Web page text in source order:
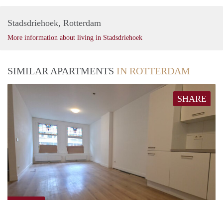
Stadsdriehoek, Rotterdam
More information about living in Stadsdriehoek
SIMILAR APARTMENTS IN ROTTERDAM
SHARE